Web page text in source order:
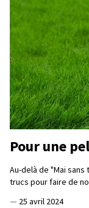
Pour une
Au-delà de "Mai
trucs pour faire de
— 25 avril 2024